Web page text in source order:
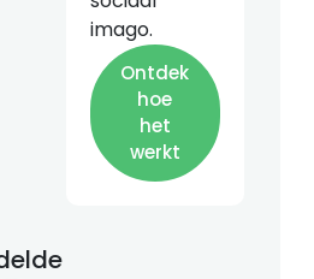
imago.
Ontdek
hoe
het
werkt